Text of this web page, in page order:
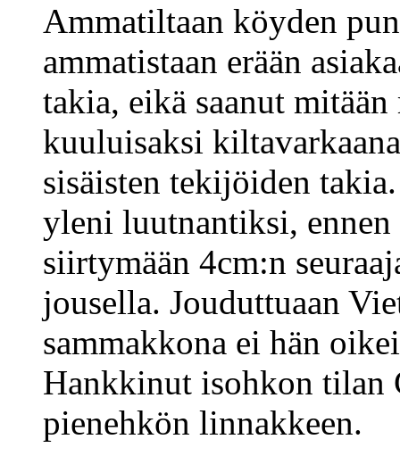
Ammatiltaan köyden
ammatistaan erään
takia, eikä saanut
kuuluisaksi
sisäisten tekijöiden
yleni luutnantiksi,
siirtymään 4cm:n
jousella. Jouduttuaan
sammakkona ei hän
Hankkinut isohkon tilan
pienehkön linnakkeen.